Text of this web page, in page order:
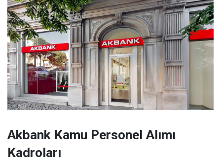
Akbank Kamu Personel Alımı
Kadroları